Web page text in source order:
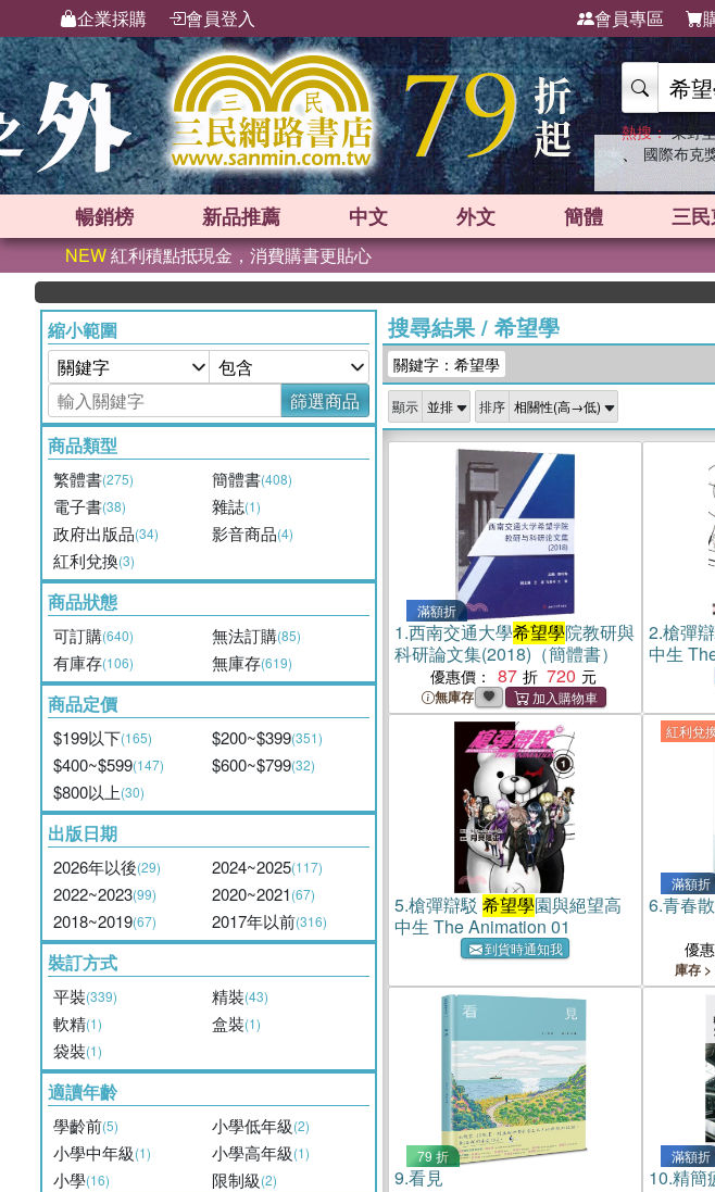
企業採購 會員登入 會員專區
熱搜： 東野
、 國際布克
暢銷榜 新品推薦 中文 外文 簡體 三
NEW紅利積點抵現金，消費購書更貼心
縮小範圍
篩選商品
商品類型
繁體書(275) 簡體書(408)
電子書(38) 雜誌(1)
政府出版品(34) 影音商品(4)
紅利兌換(3)
商品狀態
可訂購(640) 無法訂購(85)
有庫存(106) 無庫存(619)
商品定價
$199以下(165) $200~$399(351)
$400~$599(147) $600~$799(32)
$800以上(30)
出版日期
2026年以後(29) 2024~2025(117)
2022~2023(99) 2020~2021(67)
2018~2019(67) 2017年以前(316)
裝訂方式
平裝(339) 精裝(43)
軟精(1) 盒裝(1)
袋裝(1)
適讀年齡
學齡前(5) 小學低年級(2)
小學中年級(1) 小學高年級(1)
小學(16) 限制級(2)
搜尋結果/ 希望學
關鍵字：希望學
顯示 排序
滿額折
1.西南交通大學希望學院教研與
科研論文集(2018)（簡體書）
優惠價： 87 720
無庫存
2.槍彈
中生
5.槍彈辯駁 希望學園與絕望高
中生 The Animation 01
到貨時通知我
紅利兌
滿額折
6.青春
優
庫存
79 折
9.看見
滿額折
10.精簡